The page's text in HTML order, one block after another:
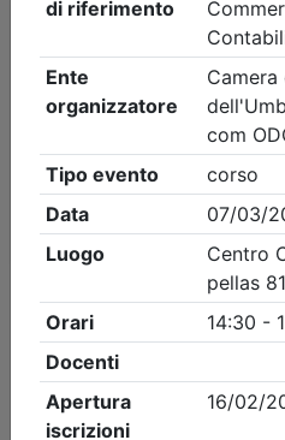
Criteri di ricerca applicati:
- Tipo Ordine/collegio:
- Eventi in
Dettagli evento
Gratuito